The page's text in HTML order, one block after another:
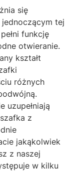
się
jednoczącym tej
funkcję
otwieranie.
kształt
różnych
uzupełniają
z
jakąkolwiek
z naszej
w kilku